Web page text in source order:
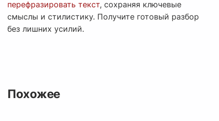
перефразировать текст, сохраняя ключевые
смыслы и стилистику. Получите готовый разбор
без лишних усилий.
Похожее